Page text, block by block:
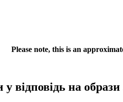
Please note, this is an
у відповідь на